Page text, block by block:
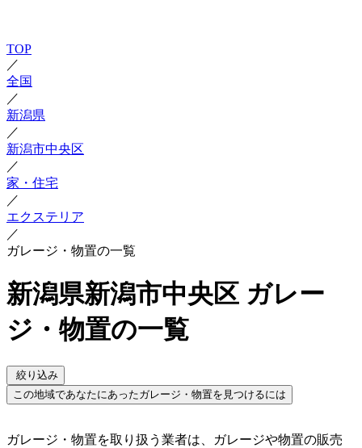
TOP
／
全国
／
新潟県
／
新潟市中央区
／
家・住宅
／
エクステリア
／
ガレージ・物置の一覧
新潟県新潟市中央区 ガレー
ジ・物置の一覧
絞り込み
この地域であなたにあったガレージ・物置を見つけるには
ガレージ・物置を取り扱う業者は、ガレージや物置の販売